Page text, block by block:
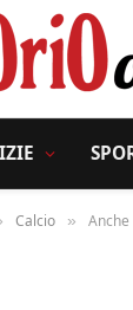
Calcio »